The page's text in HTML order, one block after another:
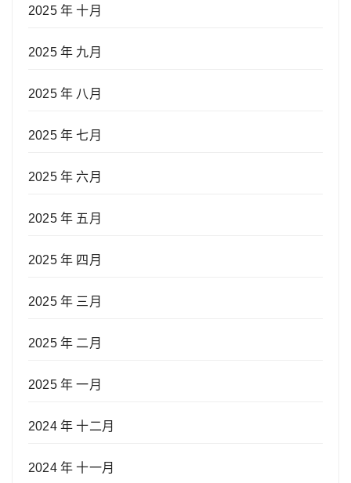
2025 年 十月
2025 年 九月
2025 年 八月
2025 年 七月
2025 年 六月
2025 年 五月
2025 年 四月
2025 年 三月
2025 年 二月
2025 年 一月
2024 年 十二月
2024 年 十一月